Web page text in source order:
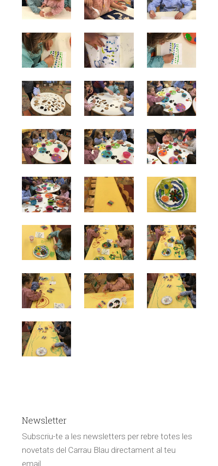
Newsletter
Subscriu-te a les newsletters per rebre totes les
novetats del Carrau Blau directament al teu
email.